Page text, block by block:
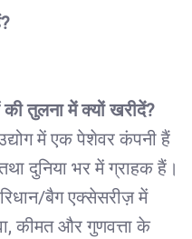
तुलना में क्यों खरीदें?
में एक पेशेवर कंपनी हैं
दुनिया भर में ग्राहक हैं।
बैग एक्सेसरीज़ में
कीमत और गुणवत्ता के